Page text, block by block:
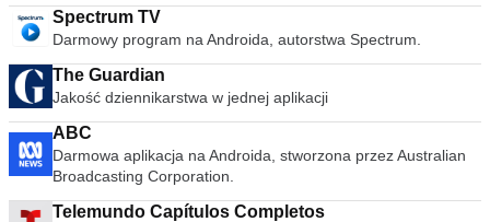
Spectrum TV
Darmowy program na Androida, autorstwa Spectrum.
The Guardian
Jakość dziennikarstwa w jednej aplikacji
ABC
Darmowa aplikacja na Androida, stworzona przez Australian
Broadcasting Corporation.
Telemundo Capítulos Completos